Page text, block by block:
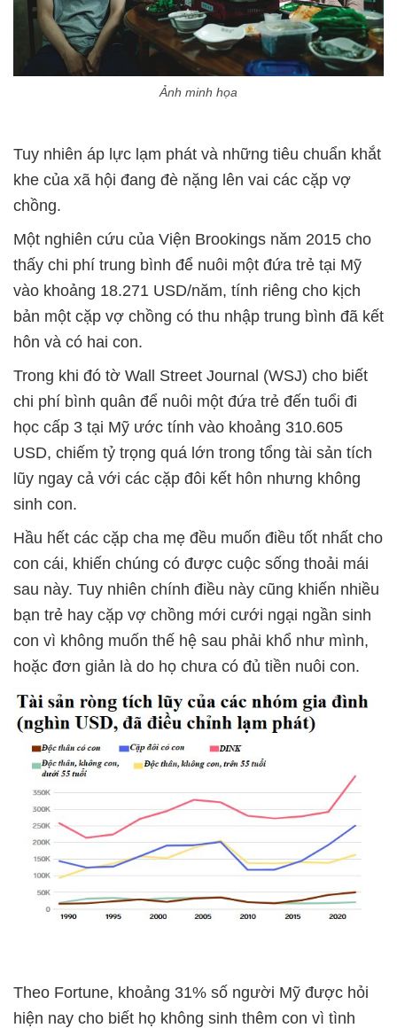
Ảnh minh họa
Tuy nhiên áp lực lạm phát và những tiêu chuẩn khắt
khe của xã hội đang đè nặng lên vai các cặp vợ
chồng.
Một nghiên cứu của Viện Brookings năm 2015 cho
thấy chi phí trung bình để nuôi một đứa trẻ tại Mỹ
vào khoảng 18.271 USD/năm, tính riêng cho kịch
bản một cặp vợ chồng có thu nhập trung bình đã kết
hôn và có hai con.
Trong khi đó tờ Wall Street Journal (WSJ) cho biết
chi phí bình quân để nuôi một đứa trẻ đến tuổi đi
học cấp 3 tại Mỹ ước tính vào khoảng 310.605
USD, chiếm tỷ trọng quá lớn trong tổng tài sản tích
lũy ngay cả với các cặp đôi kết hôn nhưng không
sinh con.
Hầu hết các cặp cha mẹ đều muốn điều tốt nhất cho
con cái, khiến chúng có được cuộc sống thoải mái
sau này. Tuy nhiên chính điều này cũng khiến nhiều
bạn trẻ hay cặp vợ chồng mới cưới ngại ngần sinh
con vì không muốn thế hệ sau phải khổ như mình,
hoặc đơn giản là do họ chưa có đủ tiền nuôi con.
Theo Fortune, khoảng 31% số người Mỹ được hỏi
hiện nay cho biết họ không sinh thêm con vì tình